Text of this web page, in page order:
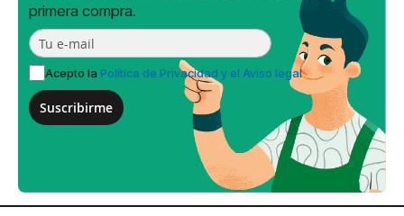
primera compra.
Acepto la Política de Privacidad y el Aviso legal
Suscribirme